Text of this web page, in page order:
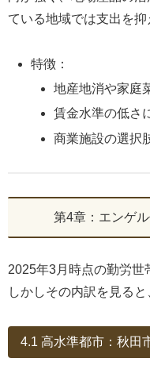
ている地域では支出を抑
特徴：
地産地消や家庭
賃金水準の低さ
商業施設の選択
第4章：エンゲ
2025年3月時点の勤労世
しかしその内訳を見る
4.1 高水準都市：秋田